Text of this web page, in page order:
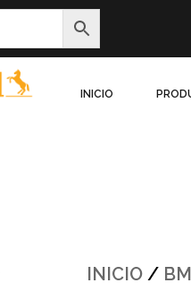
INICIO
INICIO/